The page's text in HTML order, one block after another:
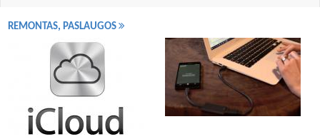
REMONTAS, PASLAUGOS